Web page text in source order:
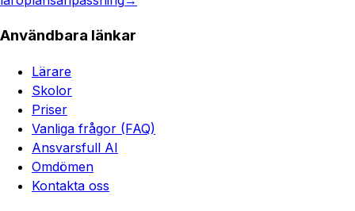
Användbara länkar
Lärare
Skolor
Priser
Vanliga frågor (FAQ)
Ansvarsfull AI
Omdömen
Kontakta oss